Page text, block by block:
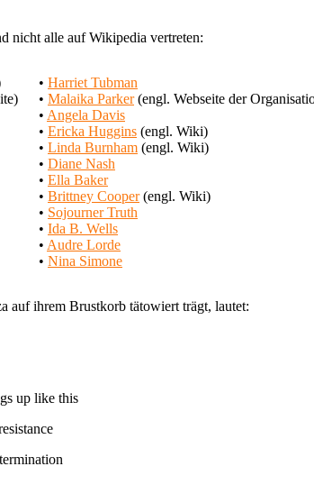
nicht alle auf Wikipedia vertreten:
• Harriet Tubman
• Malaika Parker(engl. Webseite der
• Angela Davis
• Ericka Huggins (engl. Wiki)
• Linda Burnham (engl. Wiki)
• Diane Nash
• Ella Baker
• Brittney Cooper(engl. Wiki)
• Sojourner Truth
• Ida B. Wells
• Audre Lorde
• Nina Simone
auf ihrem Brustkorb tätowiert trägt, lautet:
up like this